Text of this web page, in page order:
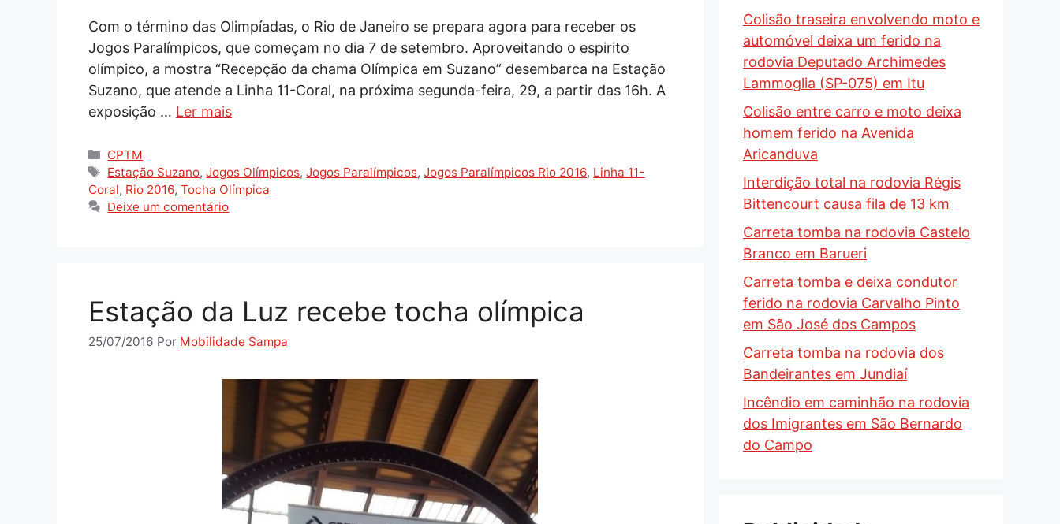
Com o término das Olimpíadas, o Rio de Janeiro se prepara agora para receber os
Jogos Paralímpicos, que começam no dia 7 de setembro. Aproveitando o espirito
olímpico, a mostra “Recepção da chama Olímpica em Suzano” desembarca na Estação
Suzano, que atende a Linha 11-Coral, na próxima segunda-feira, 29, a partir das 16h. A
exposição … Ler mais
Categorias
CPTM
Tags
Estação Suzano,Jogos Olímpicos,Jogos Paralímpicos,Jogos Paralímpicos Rio 2016, Linha 11-
Coral, Rio 2016, Tocha Olímpica
Deixe um comentário
Estação da Luz recebe tocha olímpica
25/07/2016 Por Mobilidade Sampa
Colisão traseira envolvendo moto e
automóvel deixa um ferido na
rodovia Deputado Archimedes
Lammoglia (SP-075) em Itu
Colisão entre carro e moto deixa
homem ferido na Avenida
Aricanduva
Interdição total na rodovia Régis
Bittencourt causa fila de 13 km
Carreta tomba na rodovia Castelo
Branco em Barueri
Carreta tomba e deixa condutor
ferido na rodovia Carvalho Pinto
em São José dos Campos
Carreta tomba na rodovia dos
Bandeirantes em Jundiaí
Incêndio em caminhão na rodovia
dos Imigrantes em São Bernardo
do Campo